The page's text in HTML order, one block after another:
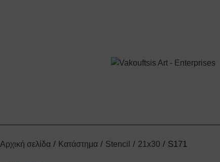
Αρχική σελίδα / Κατάστημα / Stencil / 21x30 / S171